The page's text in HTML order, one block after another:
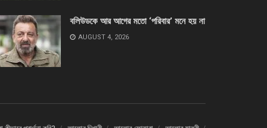
বলিউডকে আর আগের মতো ‘পরিবার’ মনে হয় না
AUGUST 4, 2026